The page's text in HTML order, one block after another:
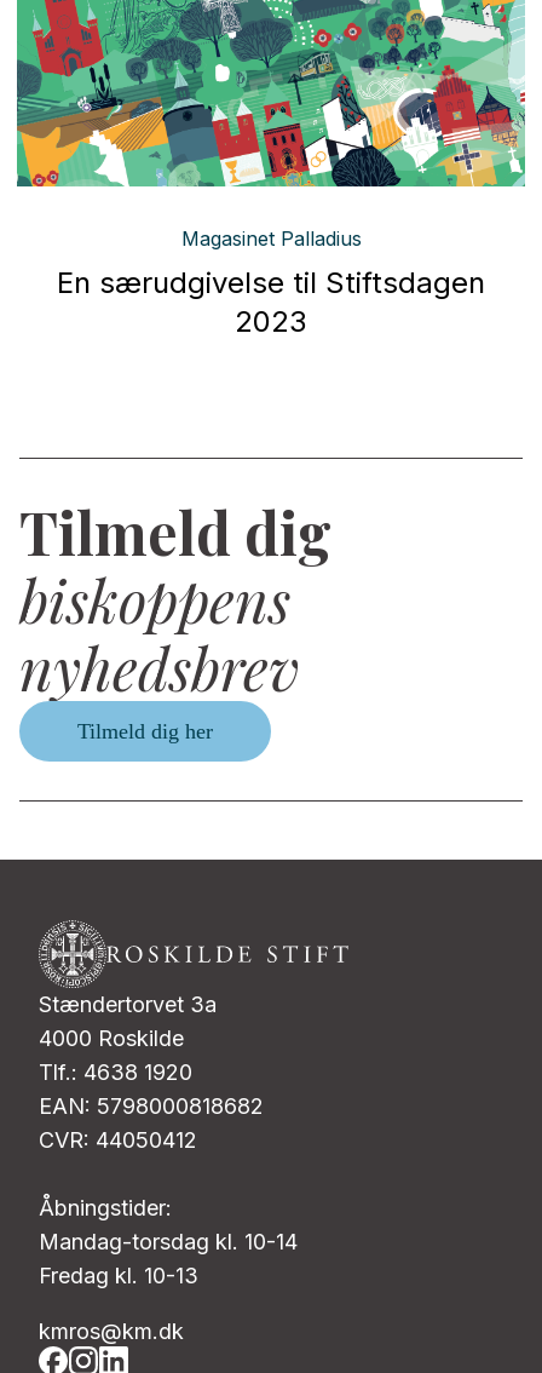
Magasinet Palladius
En særudgivelse til Stiftsdagen
2023
Tilmeld dig
biskoppens
nyhedsbrev
Tilmeld dig her
Stændertorvet 3a
4000 Roskilde
Tlf.: 4638 1920
EAN: 5798000818682
CVR: 44050412
Åbningstider:
Mandag-torsdag kl. 10-14
Fredag kl. 10-13
kmros@km.dk